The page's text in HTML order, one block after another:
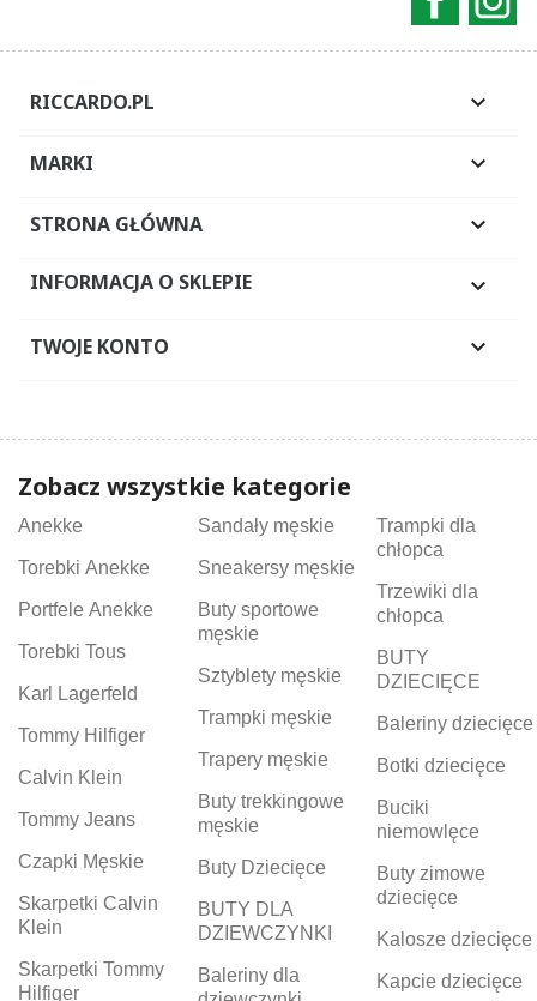
RICCARDO.PL 
MARKI 
STRONA GŁÓWNA 
INFORMACJA O SKLEPIE 
TWOJE KONTO 
Zobacz wszystkie kategorie
Anekke
Torebki Anekke
Portfele Anekke
Torebki Tous
Karl Lagerfeld
Tommy Hilfiger
Calvin Klein
Tommy Jeans
Czapki Męskie
Skarpetki Calvin
Klein
Skarpetki Tommy
Hilfiger
Sandały męskie
Sneakersy męskie
Buty sportowe
męskie
Sztyblety męskie
Trampki męskie
Trapery męskie
Buty trekkingowe
męskie
Buty Dziecięce
BUTY DLA
DZIEWCZYNKI
Baleriny dla
Trampki dla
chłopca
Trzewiki dla
chłopca
BUTY
DZIECIĘCE
Baleriny dziecięce
Botki dziecięce
Buciki
niemowlęce
Buty zimowe
dziecięce
Kalosze dziecięce
Kapcie dziecięce